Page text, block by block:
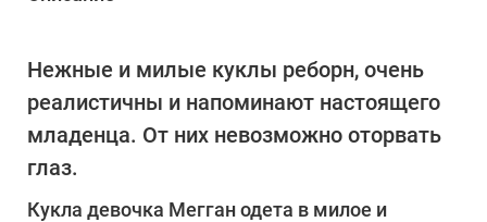
Нежные и милые куклы реборн, очень
реалистичны и напоминают настоящего
младенца. От них невозможно оторвать
глаз.
Кукла девочка Мегган одета в милое и